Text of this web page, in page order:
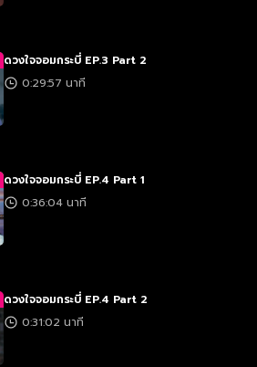
ดวงใจจอมกระบี่ EP.3 Part 2
0:29:57 นาที
ดวงใจจอมกระบี่ EP.4 Part 1
0:36:04 นาที
ดวงใจจอมกระบี่ EP.4 Part 2
0:31:02 นาที